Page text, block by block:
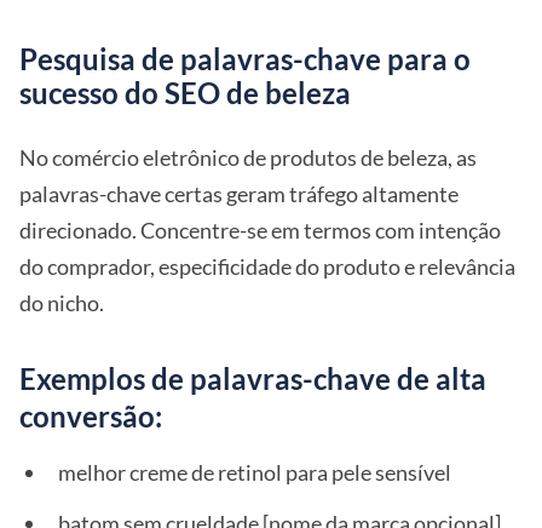
Pesquisa de palavras-chave para o
sucesso do SEO de beleza
No comércio eletrônico de produtos de beleza, as
palavras-chave certas geram tráfego altamente
direcionado. Concentre-se em termos com intenção
do comprador, especificidade do produto e relevância
do nicho.
Exemplos de palavras-chave de alta
conversão:
melhor creme de retinol para pele sensível